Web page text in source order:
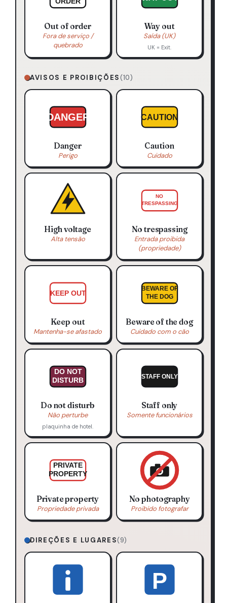
Out of order
Fora de serviço /
quebrado
Way out
Saída (UK)
UK = Exit.
AVISOS E PROIBIÇÕES(10)
DANGER
Danger
Perigo
CAUTION
Caution
Cuidado
High voltage
Alta tensão
NO
TRESPASSING
No trespassing
Entrada proibida
(propriedade)
KEEP OUT
Keep out
Mantenha-se afastado
BEWARE OF
THE DOG
Beware of the dog
Cuidado com o cão
DO NOT
DISTURB
Do not disturb
Não perturbe
plaquinha de hotel.
STAFF ONLY
Staff only
Somente funcionários
PRIVATE
PROPERTY
Private property
Propriedade privada
No photography
Proibido fotografar
DIREÇÕES E LUGARES(9)
P